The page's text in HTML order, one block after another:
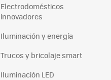
Electrodomésticos
innovadores
Iluminación y energía
Trucos y bricolaje smart
Iluminación LED